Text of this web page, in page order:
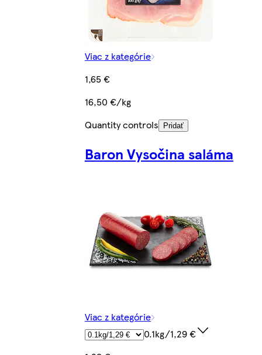
Viac z kategórie
1,65 €
16,50 €/kg
Quantity controls
Pridať
Baron Vysočina saláma
Viac z kategórie
0.1kg/1,29 €